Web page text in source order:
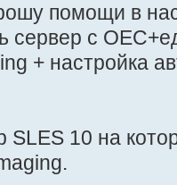
помощи в
сервер с
+ настройка
SLES 10 на